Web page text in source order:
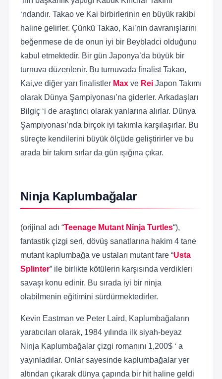
‘ndandır. Takao ve Kai birbirlerinin en büyük rakibi
haline gelirler. Çünkü Takao, Kai’nin davranışlarını
beğenmese de de onun iyi bir Beybladci olduğunu
kabul etmektedir. Bir gün Japonya’da büyük bir
turnuva düzenlenir. Bu turnuvada finalist Takao,
Kai,ve diğer yarı finalistler Max ve Rei Japon Takımı
olarak Dünya Şampiyonası’na giderler. Arkadaşları
Bilgiç ‘i de araştırıcı olarak yanlarına alırlar. Dünya
Şampiyonası’nda birçok iyi takımla karşılaşırlar. Bu
süreçte kendilerini büyük ölçüde geliştirirler ve bu
arada bir takım sırlar da gün ışığına çıkar.
Ninja Kaplumbağalar
(orijinal adı “Teenage Mutant Ninja Turtles“),
fantastik çizgi seri, dövüş sanatlarına hakim 4 tane
mutant kaplumbağa ve ustaları mutant fare “Usta
Splinter” ile birlikte kötülerin karşısında verdikleri
savaşı konu edinir. Bu sırada iyi bir ninja
olabilmenin eğitimini sürdürmektedirler.
Kevin Eastman ve Peter Laird, Kaplumbağaların
yaratıcıları olarak, 1984 yılında ilk siyah-beyaz
Ninja Kaplumbağalar çizgi romanını 1,200$ ‘ a
yayınladılar. Onlar sayesinde kaplumbağalar yer
altından çıkarak dünya çapında bir hit haline geldi